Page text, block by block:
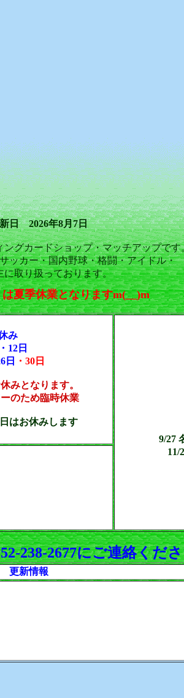
日 2026年8月7日
グカードショップ・マッチアップです
ッカー・国内野球・格闘・アイドル・
に取り扱っております。
夏季休業となりますm(__)m
み
・12日
日 ・30日
みとなります。
のため臨時休業
はお休みします
9/27
11/
238-2677にご連絡くだ
更新情報